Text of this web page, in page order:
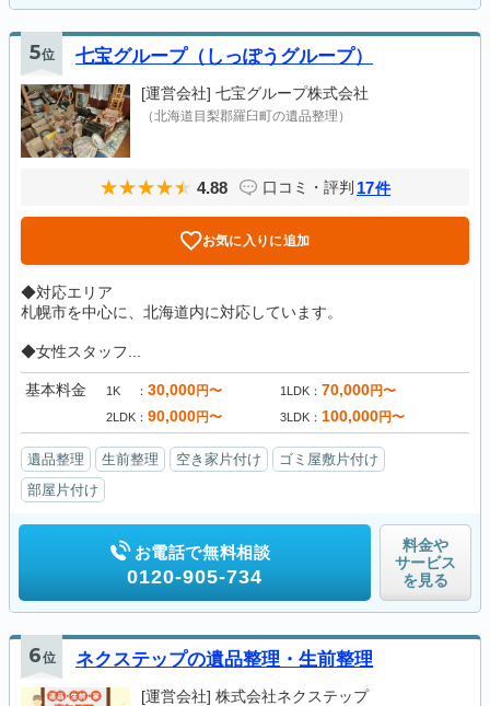
5位 七宝グループ（しっぽうグループ）
[運営会社] 七宝グループ株式会社
（北海道目梨郡羅臼町の遺品整理）
4.88 口コミ・評判 17件
お気に入りに追加
◆対応エリア
札幌市を中心に、北海道内に対応しています。
◆女性スタッフ...
基本料金 1K 30,000円〜 1LDK 70,000円〜
2LDK 90,000円〜 3LDK 100,000円〜
遺品整理 生前整理 空き家片付け
ゴミ屋敷片付け
部屋片付け
お電話で無料相談
0120-905-734
料金や
サービス
を見る
6位 ネクステップの遺品整理・生前整理
[運営会社] 株式会社ネクステップ